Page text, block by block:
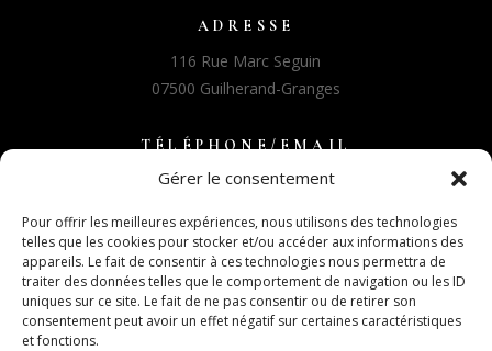
Gérer le consentement
Pour offrir les meilleures expériences, nous utilisons des technologies
telles que les cookies pour stocker et/ou accéder aux informations des
appareils. Le fait de consentir à ces technologies nous permettra de
traiter des données telles que le comportement de navigation ou les ID
uniques sur ce site. Le fait de ne pas consentir ou de retirer son
consentement peut avoir un effet négatif sur certaines caractéristiques
et fonctions.
ADRESSE
116 Rue Marc Seguin
07500 Guilherand-Granges
TÉLÉPHONE/EMAIL
0475837492
AUTRES
CGV
Mentions légales